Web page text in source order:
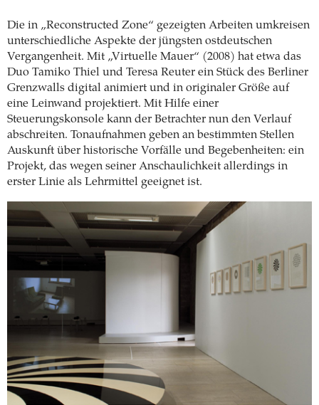
Die in „Reconstructed Zone“ gezeigten Arbeiten umkreisen
unterschiedliche Aspekte der jüngsten ostdeutschen
Vergangenheit. Mit „Virtuelle Mauer“ (2008) hat etwa das
Duo Tamiko Thiel und Teresa Reuter ein Stück des Berliner
Grenzwalls digital animiert und in originaler Größe auf
eine Leinwand projektiert. Mit Hilfe einer
Steuerungskonsole kann der Betrachter nun den Verlauf
abschreiten. Tonaufnahmen geben an bestimmten Stellen
Auskunft über historische Vorfälle und Begebenheiten: ein
Projekt, das wegen seiner Anschaulichkeit allerdings in
erster Linie als Lehrmittel geeignet ist.